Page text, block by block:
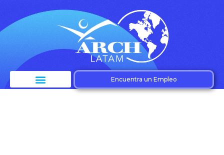
Encuentra un Empleo